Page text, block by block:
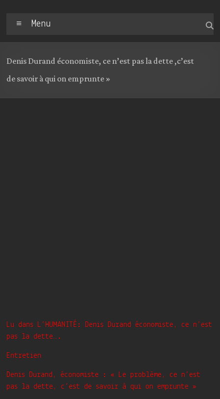
Menu
Denis Durand économiste, ce n’est pas la dette ,c’est
de savoir à qui on emprunte »
Lu dans L’HUMANITÉ: Denis Durand économiste, ce n’est
pas la dette….
Entretien
Denis Durand, économiste : « Le problème, ce n’est
pas la dette, c’est de savoir à qui on emprunte »